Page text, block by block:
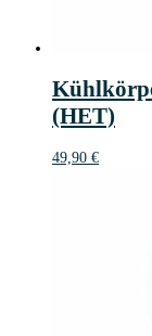
(HET)
49,90 €